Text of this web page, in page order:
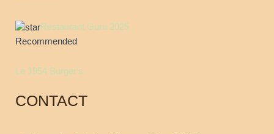
Restaurant Guru 2025
Recommended
Le 1954 Burger's
CONTACT